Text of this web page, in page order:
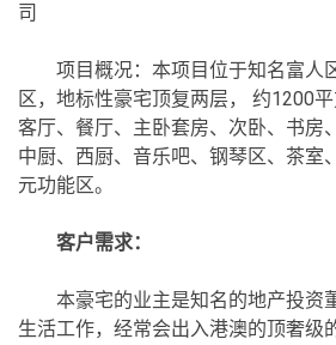
司
项目概况：本项目位于知名富人
区，地标性豪宅顶复两层， 约1200
客厅、餐厅、主卧套房、次卧、书房
中厨、西厨、音乐吧、钢琴区、茶室
元功能区。
客户需求：
本豪宅的业主是知名的地产投资
生活工作，经常会出入港澳的顶奢级